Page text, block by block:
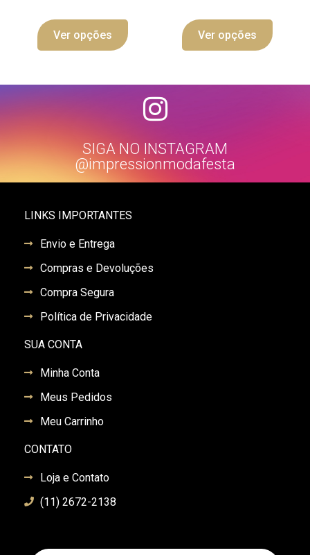
Ver opções Ver opções
SIGA NO INSTAGRAM
@impressionmodafesta
LINKS IMPORTANTES
Envio e Entrega
Compras e Devoluções
Compra Segura
Política de Privacidade
SUA CONTA
Minha Conta
Meus Pedidos
Meu Carrinho
CONTATO
Loja e Contato
(11) 2672-2138